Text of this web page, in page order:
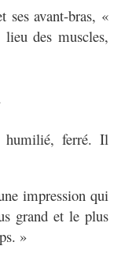
ses avant-bras, «
des muscles,
ferré. Il
impression qui
grand et le plus
»